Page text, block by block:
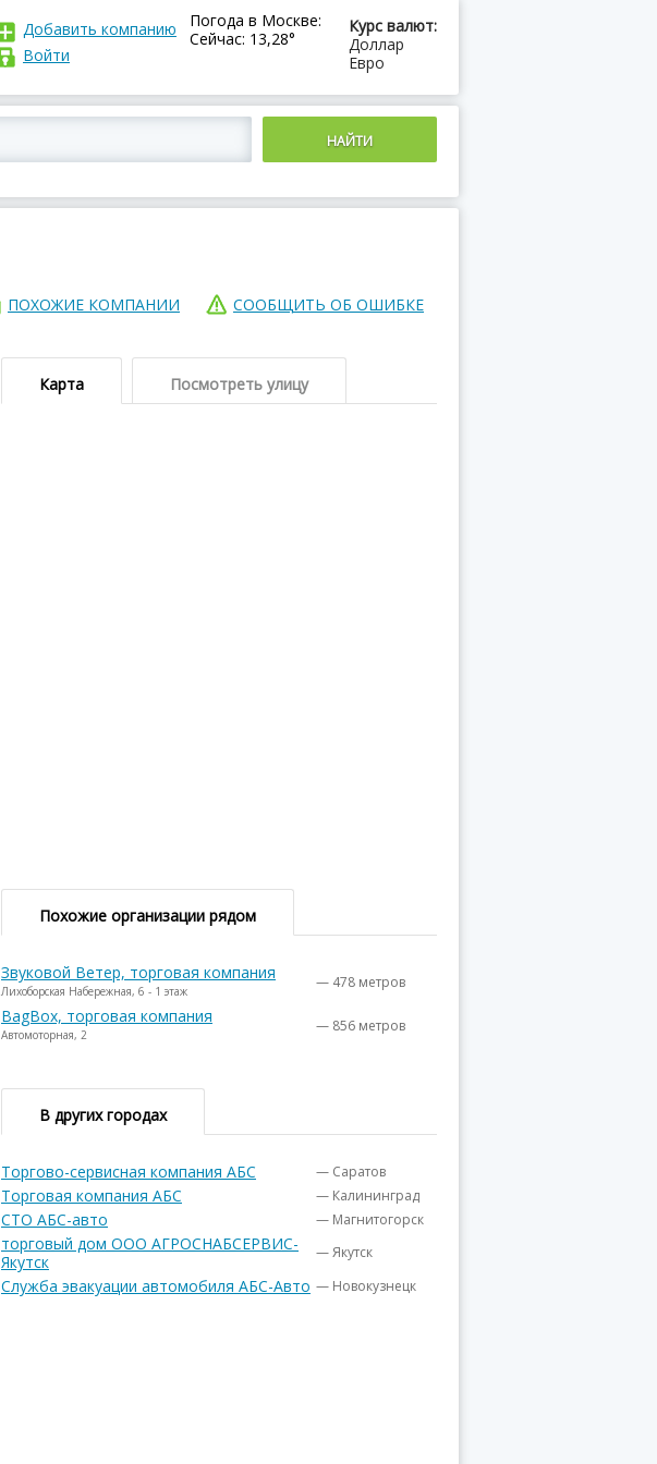
Курс валют:
Доллар
Евро
Погода в Москве:
Сейчас: 13,28°
Добавить компанию
Войти
ПОХОЖИЕ КОМПАНИИ СООБЩИТЬ ОБ ОШИБКЕ
Карта Посмотреть улицу
Похожие организации рядом
Звуковой Ветер, торговая компания
Лихоборская Набережная, 6 - 1 этаж — 478 метров
BagBox, торговая компания
Автомоторная, 2 — 856 метров
В других городах
Торгово-сервисная компания АБС — Саратов
Торговая компания АБС — Калининград
СТО АБС-авто — Магнитогорск
торговый дом ООО АГРОСНАБСЕРВИС-
Якутск
— Якутск
Служба эвакуации автомобиля АБС-Авто — Новокузнецк